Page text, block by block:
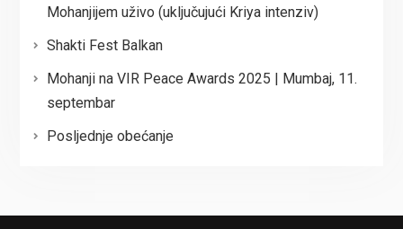
Mohanjijem uživo (uključujući Kriya intenziv)
Shakti Fest Balkan
Mohanji na VIR Peace Awards 2025 | Mumbaj, 11.
septembar
Posljednje obećanje